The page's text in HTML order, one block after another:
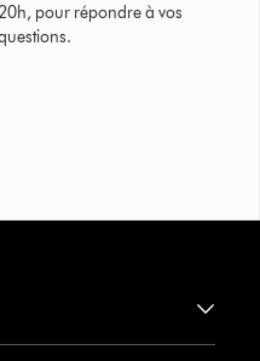
20h, pour répondre à vos